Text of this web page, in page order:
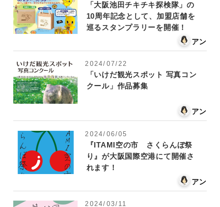
「大阪池田チキチキ探検隊」の
10周年記念として、加盟店舗を
巡るスタンプラリーを開催！
アン
2024/07/22
「いけだ観光スポット 写真コン
クール」作品募集
アン
2024/06/05
『ITAMI空の市 さくらんぼ祭
り』が大阪国際空港にて開催さ
れます！
アン
2024/03/11